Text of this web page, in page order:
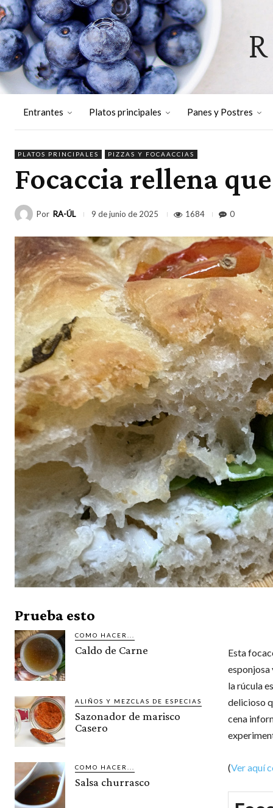
Entrantes Platos principales Panes y Postres
PLATOS PRINCIPALES PIZZAS Y FOCAACCIAS
Focaccia rellena
Por RA-ÚL 9 de junio de 2025 1684 0
Prueba esto
COMO HACER...
Caldo de Carne
ALIÑOS Y MEZCLAS DE ESPECIAS
Sazonador de marisco
Casero
COMO HACER...
Salsa churrasco
Esta
esponjosa
la rúcula
delicioso
cena
(Ver aquí